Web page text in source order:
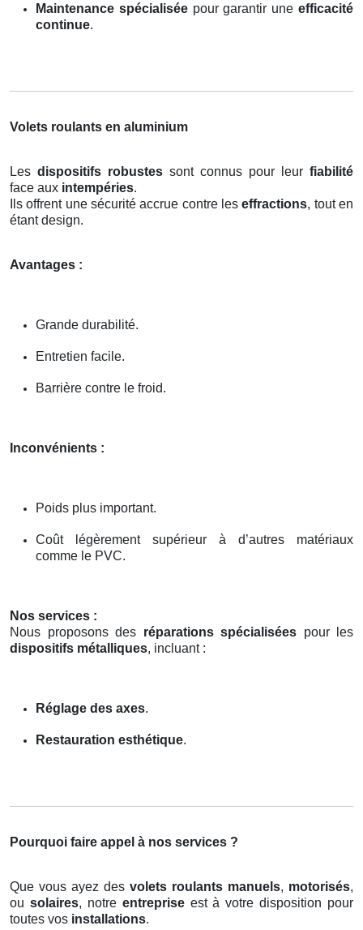
Maintenance spécialiséepour garantir uneefficacité
continue.
Volets roulants en aluminium
Les dispositifs robustes sont connus pour leur fiabilité
face aux intempéries.
Ils offrent une sécurité accrue contre leseffractions, tout en
étant design.
Avantages :
Grande durabilité.
Entretien facile.
Barrière contre le froid.
Inconvénients :
Poids plus important.
Coût légèrement supérieur à d’autres matériaux
comme le PVC.
Nos services :
Nous proposons des réparations spécialisées pour les
dispositifs métalliques, incluant :
Réglage des axes.
Restauration esthétique.
Pourquoi faire appel à nos services ?
Que vous ayez des volets roulants manuels, motorisés,
ou solaires, notre entrepriseest à votre disposition pour
toutes vos installations.